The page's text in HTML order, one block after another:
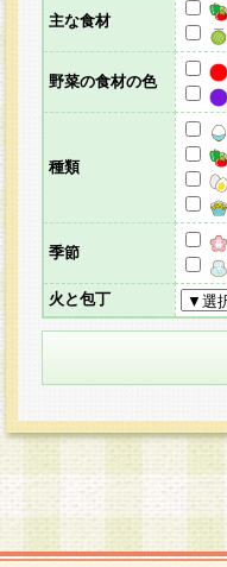
主な食材
野菜の食材の色
種類
季節
火と包丁